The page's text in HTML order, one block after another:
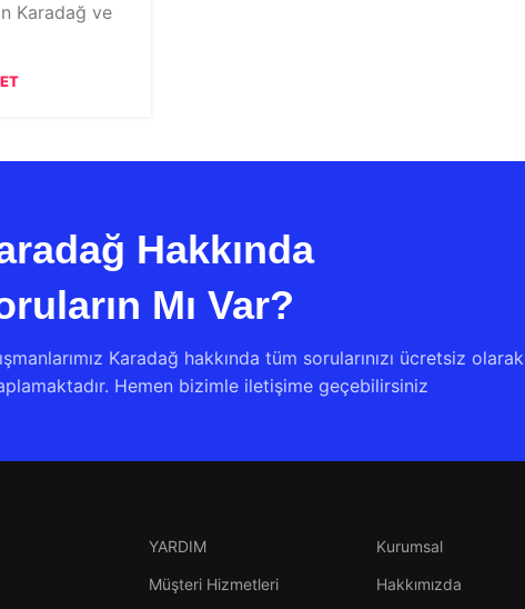
Karadağ ve
Hakkında
Mı Var?
Karadağ hakkında tüm sorularınızı ücretsiz olarak
Hemen bizimle iletişime geçebilirsiniz
YARDIM
Müşteri Hizmetleri
Kurumsal
Hakkımızda